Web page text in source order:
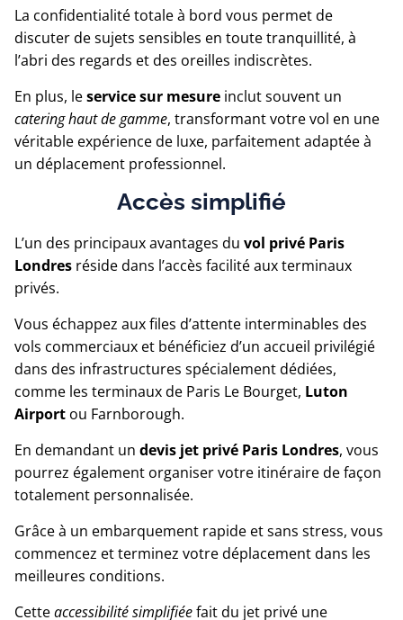
La confidentialité totale à bord vous permet de
discuter de sujets sensibles en toute tranquillité, à
l’abri des regards et des oreilles indiscrètes.
En plus, leservice sur mesure inclut souvent un
catering haut de gamme, transformant votre vol en une
véritable expérience de luxe, parfaitement adaptée à
un déplacement professionnel.
Accès simplifié
L’un des principaux avantages du vol privé Paris
Londres réside dans l’accès facilité aux terminaux
privés.
Vous échappez aux files d’attente interminables des
vols commerciaux et bénéficiez d’un accueil privilégié
dans des infrastructures spécialement dédiées,
comme les terminaux de Paris Le Bourget, Luton
Airport ou Farnborough.
En demandant un devis jet privé Paris Londres, vous
pourrez également organiser votre itinéraire de façon
totalement personnalisée.
Grâce à un embarquement rapide et sans stress, vous
commencez et terminez votre déplacement dans les
meilleures conditions.
Cetteaccessibilité simplifiéefait du jet privé une